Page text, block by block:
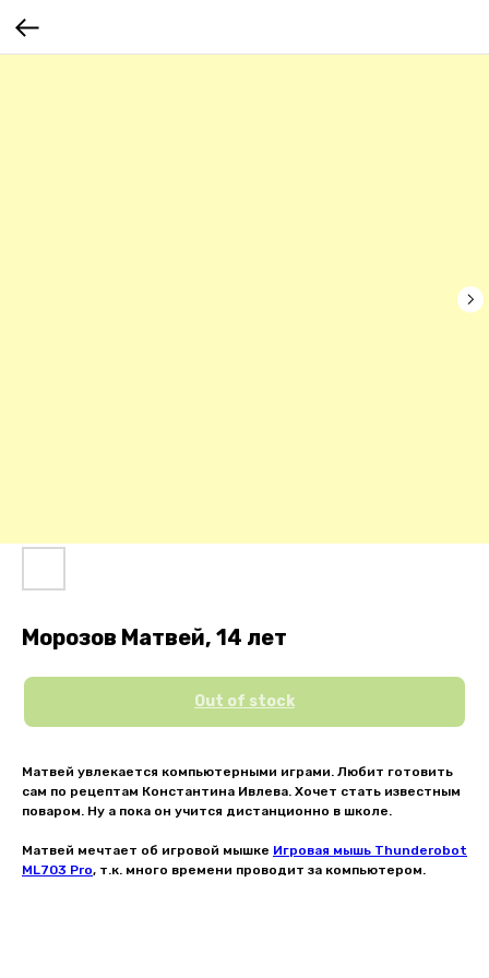
Морозов Матвей, 14 лет
Out of stock
Матвей увлекается компьютерными играми. Любит готовить
сам по рецептам Константина Ивлева. Хочет стать известным
поваром. Ну а пока он учится дистанционно в школе.
Матвей мечтает об игровой мышке Игровая мышь Thunderobot
ML703 Pro, т.к. много времени проводит за компьютером.